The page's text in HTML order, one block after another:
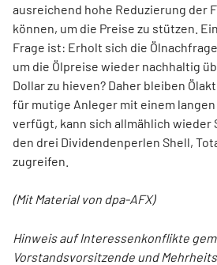
ausreichend hohe Reduzierung der
können, um die Preise zu stützen.
Frage ist: Erholt sich die
um die Ölpreise wieder nachhaltig
Dollar zu hieven? Daher bleiben
für mutige Anleger mit einem
verfügt, kann sich allmählich wieder
den drei Dividendenperlen Shell,
zugreifen.
(Mit Material von dpa-AFX)
Hinweis auf Interessenkonflikte
Vorstandsvorsitzende und